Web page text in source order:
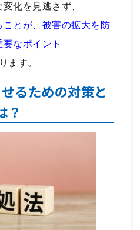
化を見逃さず、
とが、被害の拡大を防
要なポイント
ます。
るための対策と
？